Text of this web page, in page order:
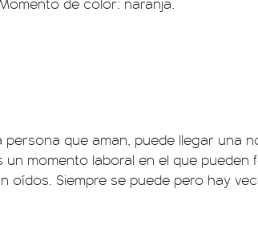
que aman, puede llegar una
un momento laboral en el que pueden
oídos. Siempre se puede pero hay